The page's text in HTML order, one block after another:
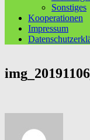
Sonstiges
Kooperationen
Impressum